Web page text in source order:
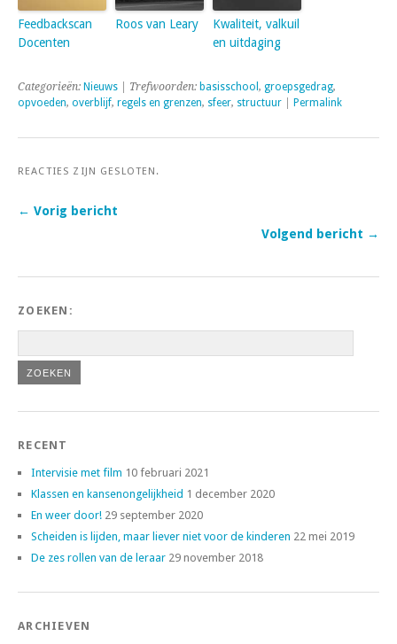
Feedbackscan
Docenten
Roos van Leary
Kwaliteit, valkuil
en uitdaging
Categorieën: Nieuws | Trefwoorden: basisschool , groepsgedrag,
opvoeden, overblijf, regels en grenzen, sfeer, structuur Permalink
REACTIES ZIJN GESLOTEN.
← Vorig bericht
Volgend bericht →
ZOEKEN:
RECENT
Intervisie met film 10 februari 2021
Klassen en kansenongelijkheid 1 december 2020
En weer door! 29 september 2020
Scheiden is lijden, maar liever niet voor de kinderen 22 mei 2019
De zes rollen van de leraar 29 november 2018
ARCHIEVEN